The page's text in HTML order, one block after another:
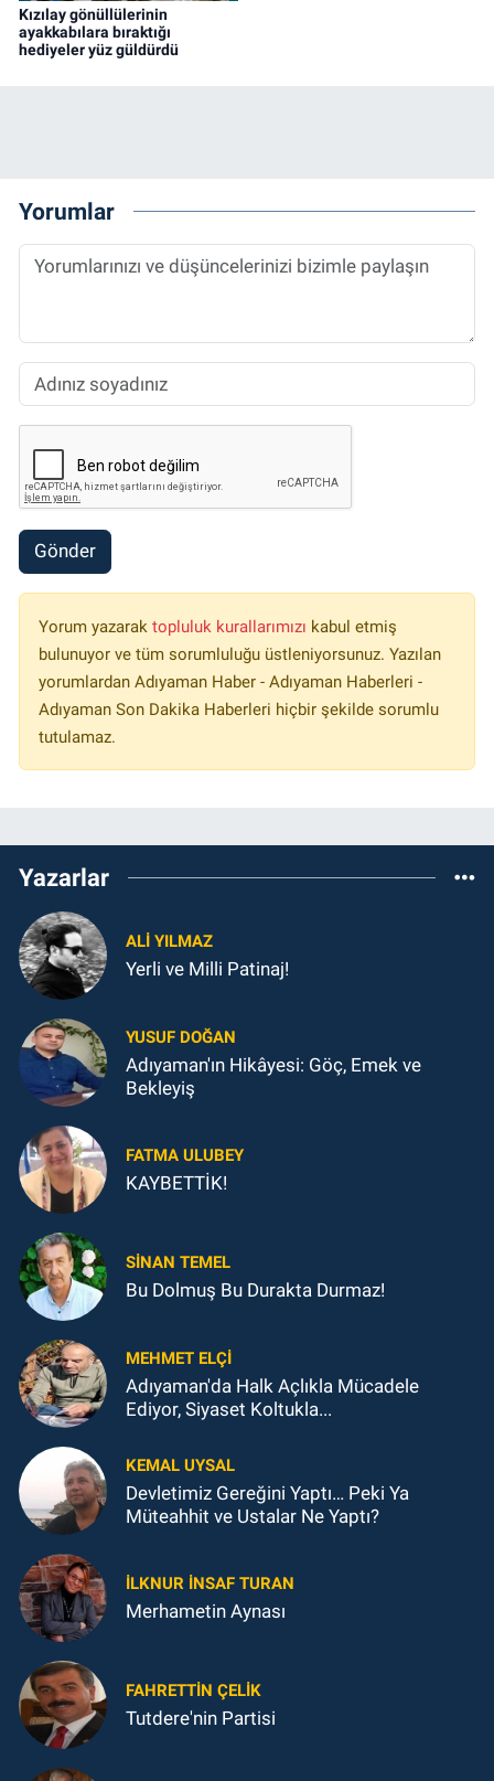
Kızılay gönüllülerinin
ayakkabılara bıraktığı
hediyeler yüz güldürdü
Yorumlar
Gönder
Yorum yazarak topluluk kurallarımızı kabul etmiş
bulunuyor ve tüm sorumluluğu üstleniyorsunuz. Yazılan
yorumlardan Adıyaman Haber - Adıyaman Haberleri -
Adıyaman Son Dakika Haberleri hiçbir şekilde sorumlu
tutulamaz.
Yazarlar
ALI YILMAZ
Yerli ve Milli Patinaj!
YUSUF DOĞAN
Adıyaman'ın Hikâyesi: Göç, Emek ve
Bekleyiş
FATMA ULUBEY
KAYBETTİK!
SINAN TEMEL
Bu Dolmuş Bu Durakta Durmaz!
MEHMET ELÇI
Adıyaman'da Halk Açlıkla Mücadele
Ediyor, Siyaset Koltukla...
KEMAL UYSAL
Devletimiz Gereğini Yaptı… Peki Ya
Müteahhit ve Ustalar Ne Yaptı?
İLKNUR İNSAF TURAN
Merhametin Aynası
FAHRETTIN ÇELİK
Tutdere'nin Partisi